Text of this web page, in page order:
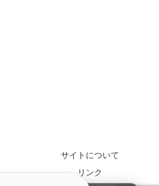
サイトについて
リンク